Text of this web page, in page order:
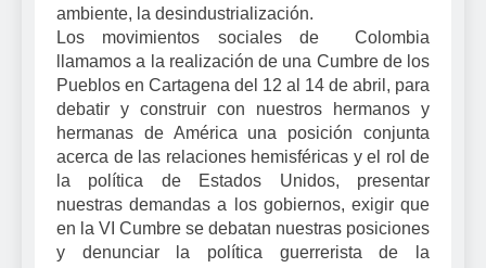
ambiente, la desindustrialización.
Los movimientos sociales de Colombia
lamamos a la realización de una Cumbre de los
Pueblos en Cartagena del 12 al 14 de abril, para
debatir y construir con nuestros hermanos y
hermanas de América una posición conjunta
acerca de las relaciones hemisféricas y el rol de
la política de Estados Unidos, presentar
nuestras demandas a los gobiernos, exigir que
en la VI Cumbre se debatan nuestras posiciones
y denunciar la política guerrerista de la